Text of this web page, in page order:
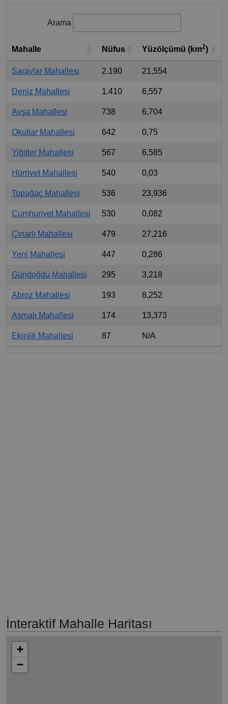
Arama
Mahalle Nüfus Yüzölçümü (km2)
Saraylar Mahallesi 2.190 21,554
Deniz Mahallesi 1.410 6,557
Avşa Mahallesi 738 6,704
Okullar Mahallesi 642 0,75
Yiğitler Mahallesi 567 6,585
Hürriyet Mahallesi 540 0,03
Topağaç Mahallesi 536 23,936
Cumhuriyet Mahallesi 530 0,082
Çınarlı Mahallesi 479 27,216
Yeni Mahallesi 447 0,286
Gündoğdu Mahallesi 295 3,218
Abroz Mahallesi 193 8,252
Asmalı Mahallesi 174 13,373
Ekinlik Mahallesi 87 N/A
İnteraktif Mahalle Haritası
+
−